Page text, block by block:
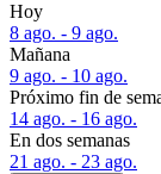
Hoy
8 ago. - 9 ago.
Mañana
9 ago. - 10 ago.
Próximo fin de
14 ago. - 16 ago.
En dos semanas
21 ago. - 23 ago.